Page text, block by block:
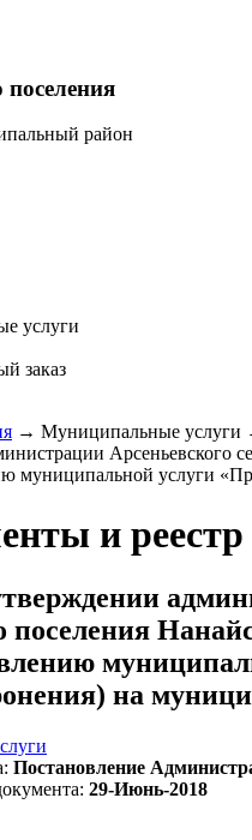
поселения
район
услуги
заказ
→ Муниципальные услуги
Арсеньевского
муниципальной услуги
и
поселения
на
Постановление
29-Июнь-2018